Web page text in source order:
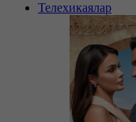
Телехикаялар